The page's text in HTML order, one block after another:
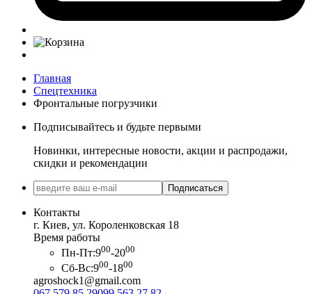
Главная
Спецтехника
Фронтальные погрузчики
Подписывайтесь и будьте первыми
Новинки, интересные новости, акции и распродажи,
скидки и рекомендации
Подписаться
Контакты
г. Киев, ул. Короленковская 18
Время работы
Пн-Пт:900-2000
Сб-Вс:900-1800
agroshock1@gmail.com